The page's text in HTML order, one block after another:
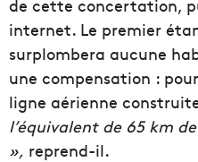
de cette concertation,
internet. Le premier
surplombera aucune
une compensation :
ligne aérienne
l’équivalent de 65 km
», reprend-il.